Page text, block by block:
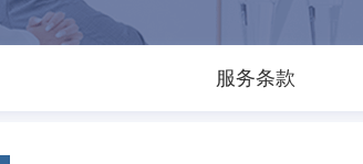
服务条款